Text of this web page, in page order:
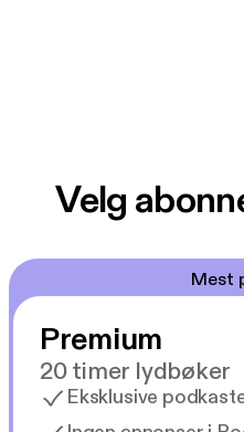
Velg
Mest
Premium
20 timer lydbøker
Eksklusive